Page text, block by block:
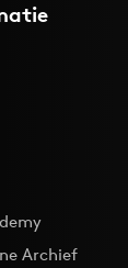
Archief